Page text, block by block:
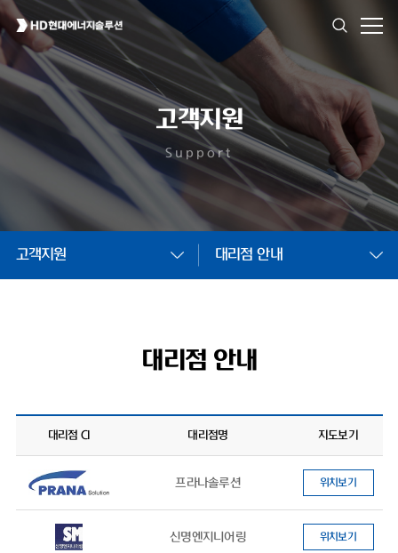
고객지원
Support
고객지원 대리점 안내
대리점 안내
대리점 CI 대리점명 지도보기
프라나솔루션 위치보기
신명엔지니어링 위치보기